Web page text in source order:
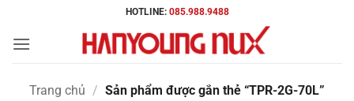
nội
HOTLINE: 085.988.9488
Trang chủ / Sản phẩm được gắn thẻ “TPR-2G-70L”